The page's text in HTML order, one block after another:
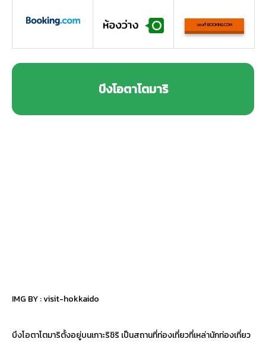
จองที่ BOOKING.COM
บึงโอตาโตมาริ
IMG BY :visit-hokkaido
บึงโอตาโตมาริตั้งอยู่บนเกาะริชิริ เป็นสถานที่ท่องเที่ยวที่เหล่านักท่องเที่ยว